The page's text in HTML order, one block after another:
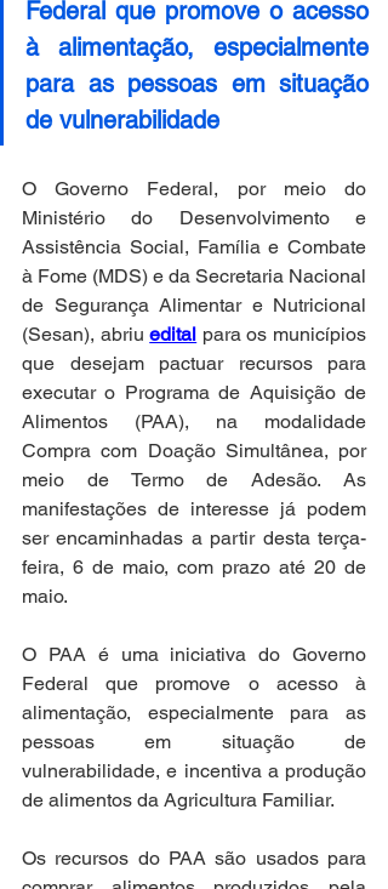
Federal que promove o acesso
à alimentação, especialmente
para as pessoas em situação
de vulnerabilidade
O Governo Federal, por meio do
Ministério do Desenvolvimento e
Assistência Social, Família e Combate
à Fome (MDS) e da Secretaria Nacional
de Segurança Alimentar e Nutricional
(Sesan), abriu edital para os municípios
que desejam pactuar recursos para
executar o Programa de Aquisição de
Alimentos (PAA), na modalidade
Compra com Doação Simultânea, por
meio de Termo de Adesão. As
manifestações de interesse já podem
ser encaminhadas a partir desta terça-
feira, 6 de maio, com prazo até 20 de
maio.
O PAA é uma iniciativa do Governo
Federal que promove o acesso à
alimentação, especialmente para as
pessoas em situação de
vulnerabilidade, e incentiva a produção
de alimentos da Agricultura Familiar.
Os recursos do PAA são usados para